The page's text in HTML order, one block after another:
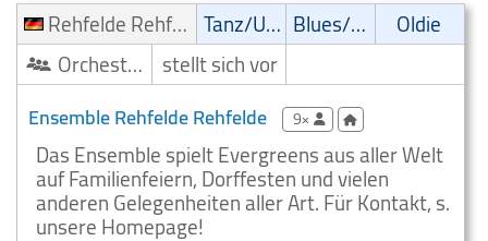
Rehfelde Rehfelde
Tanz/Unterhaltungsmusik Blues/Swing
Oldie
Orchester/Ensemble
stellt sich vor
Ensemble Rehfelde Rehfelde 9×
Das Ensemble spielt Evergreens aus aller Welt
auf Familienfeiern, Dorffesten und vielen
anderen Gelegenheiten aller Art. Für Kontakt, s.
unsere Homepage!